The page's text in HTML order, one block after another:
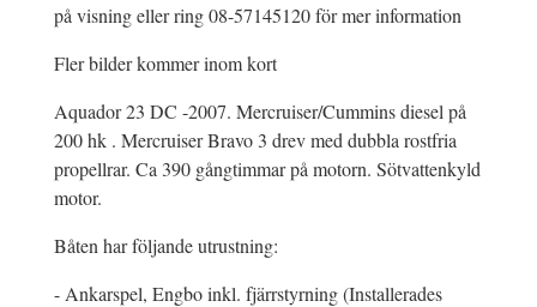
på visning eller ring 08-57145120 för mer information
Fler bilder kommer inom kort
Aquador 23 DC -2007. Mercruiser/Cummins diesel på
200 hk . Mercruiser Bravo 3 drev med dubbla rostfria
propellrar. Ca 390 gångtimmar på motorn. Sötvattenkyld
motor.
Båten har följande utrustning:
- Ankarspel, Engbo inkl. fjärrstyrning (Installerades